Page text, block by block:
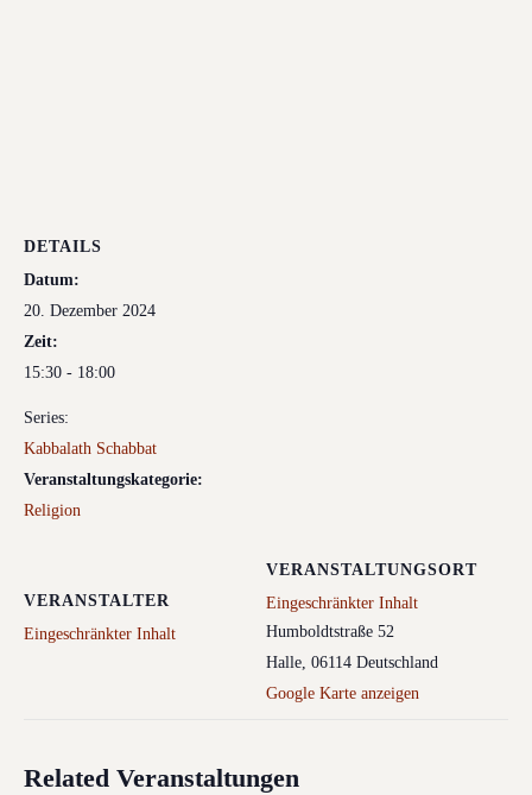
DETAILS
Datum:
20. Dezember 2024
Zeit:
15:30 - 18:00
Series:
Kabbalath Schabbat
Veranstaltungskategorie:
Religion
VERANSTALTER
Eingeschränkter Inhalt
VERANSTALTUNGSORT
Eingeschränkter Inhalt
Humboldtstraße 52
Halle, 06114 Deutschland
Google Karte anzeigen
Related Veranstaltungen